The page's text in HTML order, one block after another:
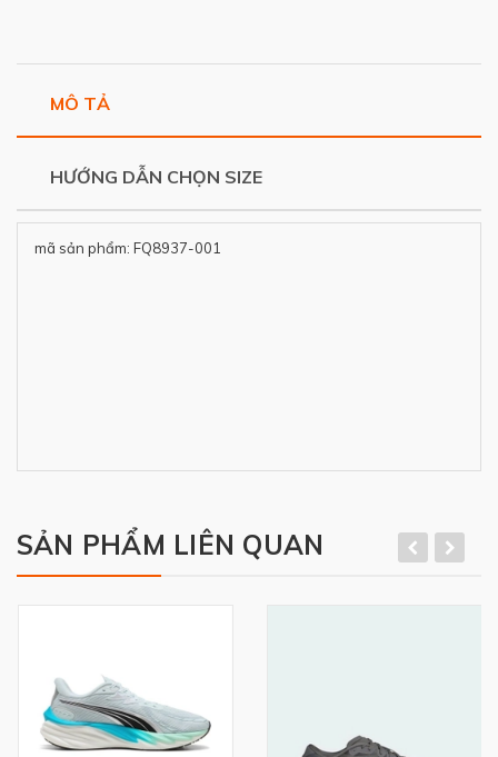
MÔ TẢ
HƯỚNG DẪN CHỌN SIZE
mã sản phẩm: FQ8937-001
SẢN PHẨM LIÊN QUAN